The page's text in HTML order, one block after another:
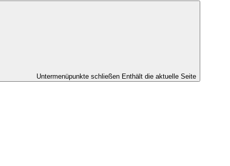
Untermenüpunkte schließen Enthält die aktuelle Seite